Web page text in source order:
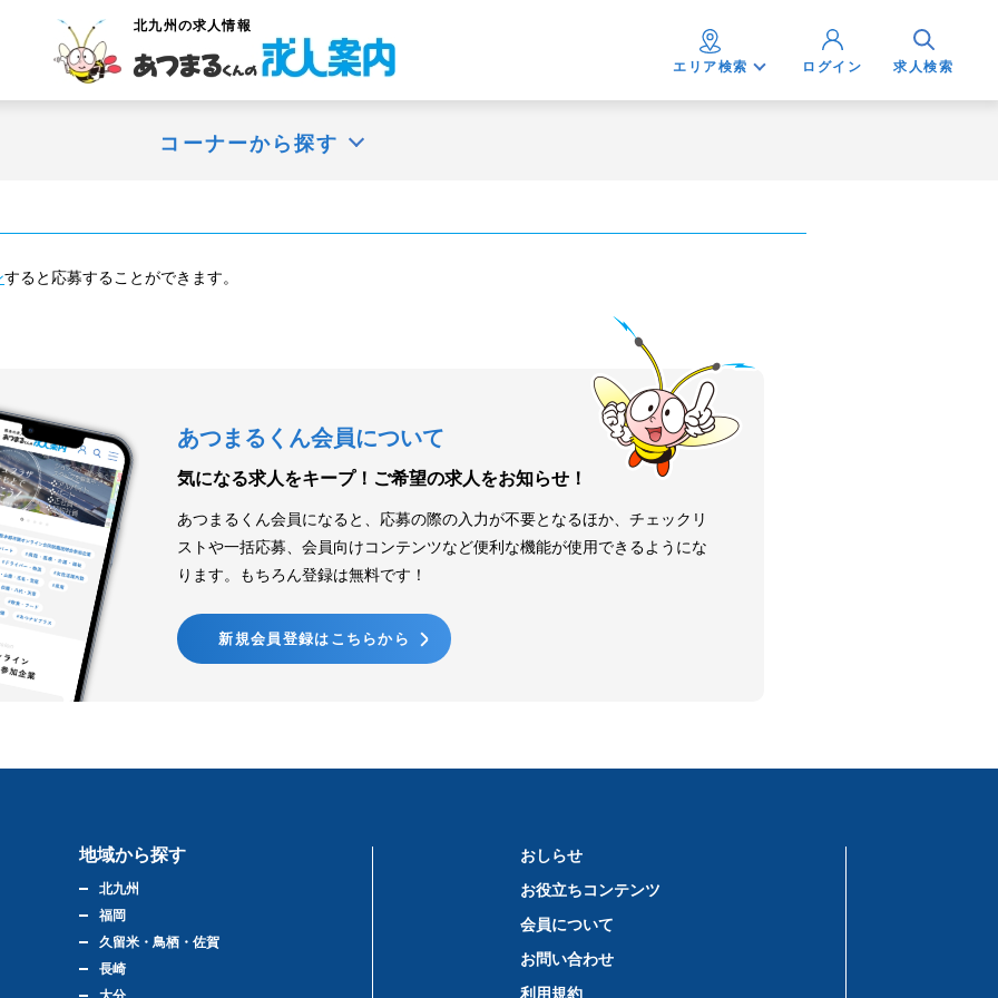
北九州 の求人情報
エリア検索 ログイン 求人検索
コーナーから探す
すると応募することができます。
あつまるくん会員について
気になる求人をキープ！ ご希望の求人をお知らせ！
あつまるくん会員になると、応募の際の入力が不要となるほか、チェックリ
ストや一括応募、会員向けコンテンツなど便利な機能が使用できるようにな
ります。もちろん登録は無料です！
新規会員登録はこちらから
地域から探す
北九州
福岡
久留米・鳥栖・佐賀
長崎
おしらせ
お役立ちコンテンツ
会員について
お問い合わせ
利用規約